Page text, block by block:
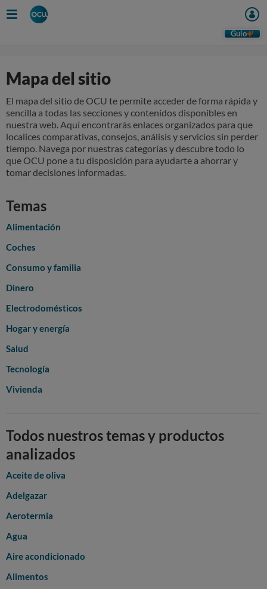
Guio
Mapa del sitio
El mapa del sitio de OCU te permite acceder de forma rápida y
sencilla a todas las secciones y contenidos disponibles en
nuestra web. Aquí encontrarás enlaces organizados para que
localices comparativas, consejos, análisis y servicios sin perder
tiempo. Navega por nuestras categorías y descubre todo lo
que OCU pone a tu disposición para ayudarte a ahorrar y
tomar decisiones informadas.
Temas
Alimentación
Coches
Consumo y familia
Dinero
Electrodomésticos
Hogar y energía
Salud
Tecnología
Vivienda
Todos nuestros temas y productos
analizados
Aceite de oliva
Adelgazar
Aerotermia
Agua
Aire acondicionado
Alimentos